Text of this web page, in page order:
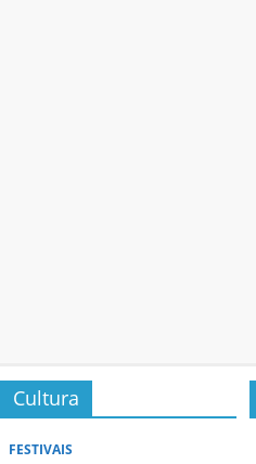
Cultura
FESTIVAIS